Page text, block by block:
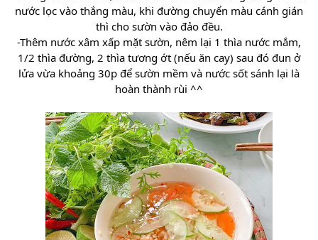
nước lọc vào thắng màu, khi đường chuyển màu cánh gián
thì cho sườn vào đảo đều.
-Thêm nước xâm xấp mặt sườn, nêm lại 1 thìa nước mắm,
1/2 thìa đường, 2 thìa tương ớt (nếu ăn cay) sau đó đun ở
lửa vừa khoảng 30p để sườn mềm và nước sốt sánh lại là
hoàn thành rùi ^^